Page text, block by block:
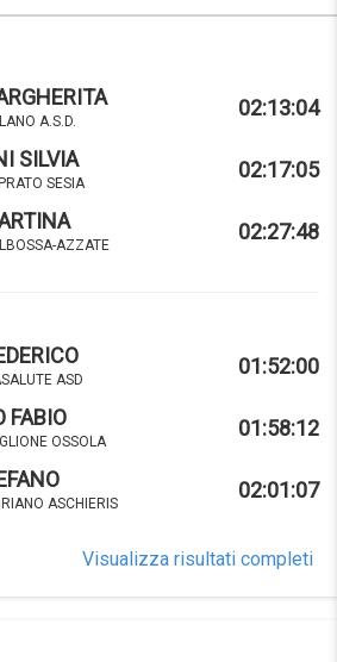
A.S.D.
02:13:04
SILVIA
SESIA
02:17:05
AZZATE
02:27:48
ASD
01:52:00
FABIO
OSSOLA
01:58:12
ASCHIERIS
02:01:07
Visualizza risultati completi